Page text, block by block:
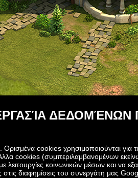
ΔΕΔΟΜΈΝΩΝ
cookies χρησιμοποιούνται για
cookies (συμπεριλαμβανομένων
λειτουργίες κοινωνικών μέσων και να
στις διαφημίσεις του συνεργάτη μας